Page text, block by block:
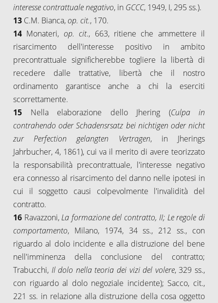
interesse contrattuale negativo, in GCCC, 1949, I, 295 ss.).
13 C.M. Bianca,op. cit., 170.
14 Monateri, op. cit., 663, ritiene che ammettere il
risarcimento dell'interesse positivo in ambito
precontrattuale significherebbe togliere la libertà di
recedere dalle trattative, libertà che il nostro
ordinamento garantisce anche a chi la eserciti
scorrettamente.
15 Nella elaborazione dello Jhering (Culpa in
contrahendo oder Schadensrsatz bei nichtigen oder nicht
zur Perfection gelangten Vertragen, in Jherings
Jahrbucher, 4, 1861), cui va il merito di avere teorizzato
la responsabilità precontrattuale, l'interesse negativo
era connesso al risarcimento del danno nelle ipotesi in
cui il soggetto causi colpevolmente l'invalidità del
contratto.
16 Ravazzoni, La formazione del contratto, II; Le regole di
comportamento, Milano, 1974, 34 ss., 212 ss., con
riguardo al dolo incidente e alla distruzione del bene
nell'imminenza della conclusione del contratto;
Trabucchi, Il dolo nella teoria dei vizi del volere, 329 ss.,
con riguardo al dolo negoziale incidente); Sacco, cit.,
221 ss. in relazione alla distruzione della cosa oggetto